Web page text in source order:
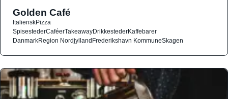
Golden Café
ItalienskPizza
SpisestederCaféerTakeawayDrikkestederKaffebarer
DanmarkRegion NordjyllandFrederikshavn KommuneSkagen